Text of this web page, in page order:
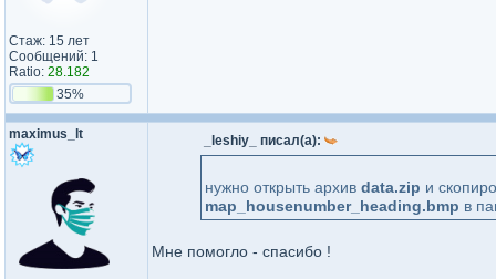
Стаж: 15 лет
Сообщений: 1
Ratio: 28.182
35%
maximus_lt _leshiy_ писал(а):
нужно открыть архив data.zip и
map_housenumber_heading.bmp в
Мне помогло - спасибо !